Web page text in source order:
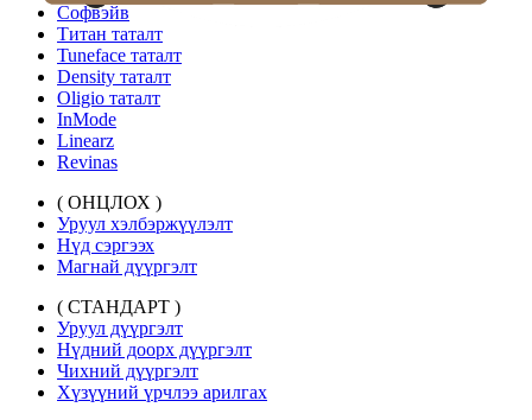
Софвэйв
Титан таталт
Tuneface таталт
Density таталт
Oligio таталт
InMode
Linearz
Revinas
( ОНЦЛОХ )
Уруул хэлбэржүүлэлт
Нүд сэргээх
Магнай дүүргэлт
( СТАНДАРТ )
Уруул дүүргэлт
Нүдний доорх дүүргэлт
Чихний дүүргэлт
Хүзүүний үрчлээ арилгах